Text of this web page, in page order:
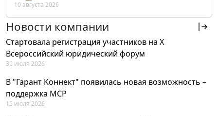
РФ
10 августа 2026
Новости компании
Стартовала регистрация участников на X
Всероссийский юридический форум
30 июля 2026
В "Гарант Коннект" появилась новая возможность –
поддержка MCP
15 июля 2026